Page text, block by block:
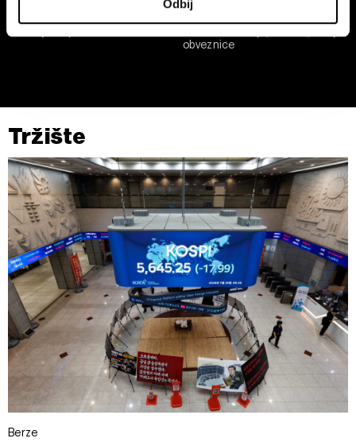
saglasnost u Deklaraciji o kolačićima.
Zajednički rukovaoci su HD-WIN ARENA SPORT d.o.o. i
kolačićima i drugim sličnim tehnologijama uPolitici
Kolačiće u bilo kojem trenutku možete ponovno ažurirati
klikom na „Prikaži detalje“. Pristanak možete u bilo kojem
trenutku opozvati bez negativnih posledica.
Odbij
Po čemu se tekući pad bitcoina
razlikuje od prethodnih
Kamatne stope Feda i ECB: kako
utiču na inflaciju, kredite, akcije i
obveznice
Tržište
Berze